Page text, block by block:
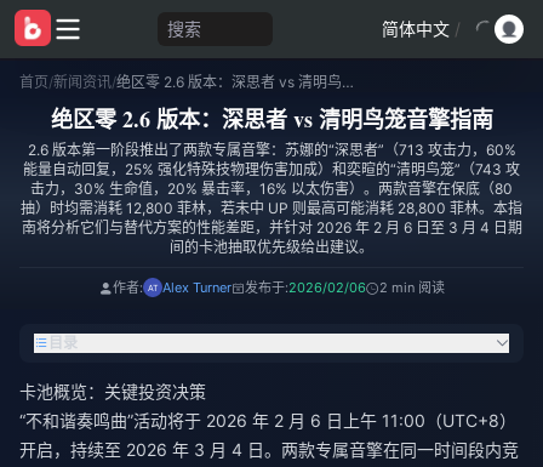
搜索 简体中文 /
首页/新闻资讯/ 绝区零 2.6 版本：深思者 vs 清明鸟笼音擎指南
绝区零 2.6 版本：深思者 vs 清明鸟笼音擎指南
2.6 版本第一阶段推出了两款专属音擎：苏娜的“深思者”（713 攻击力，60%
能量自动回复，25% 强化特殊技物理伤害加成）和奕暄的“清明鸟笼”（743 攻
击力，30% 生命值，20% 暴击率，16% 以太伤害）。两款音擎在保底（80
抽）时均需消耗 12,800 菲林，若未中 UP 则最高可能消耗 28,800 菲林。本指
南将分析它们与替代方案的性能差距，并针对 2026 年 2 月 6 日至 3 月 4 日期
间的卡池抽取优先级给出建议。
作者: Alex Turner 发布于:2026/02/06 2 min 阅读
目录
卡池概览：关键投资决策
“不和谐奏鸣曲”活动将于 2026 年 2 月 6 日上午 11:00（UTC+8）
开启，持续至 2026 年 3 月 4 日。两款专属音擎在同一时间段内竞